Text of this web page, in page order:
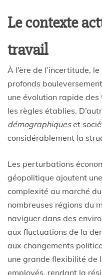
Le contexte
travail
À l’ère de l’incertitude,
profonds
une évolution rapide des
les règles établies.
démographiqueset
considérablement la
Les perturbations
géopolitique ajoutent
complexité au marché
nombreuses régions du
naviguer dans des
aux fluctuations de la
aux changements
une grande flexibilité de
employés, rendant la